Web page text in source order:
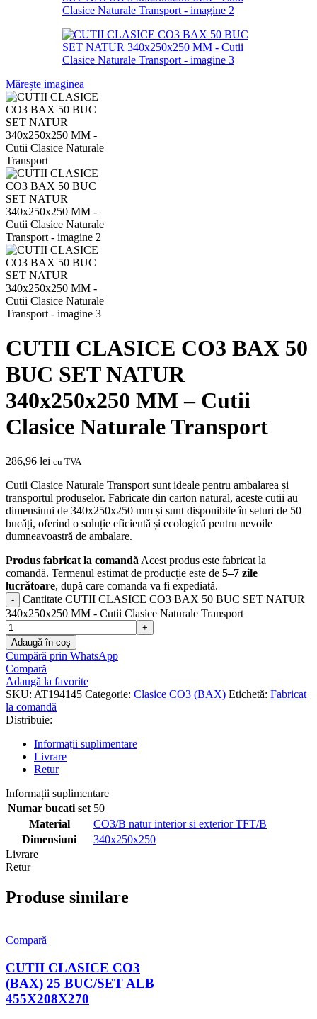
Mărește imaginea
CUTII CLASICE CO3 BAX 50
BUC SET NATUR
340x250x250 MM – Cutii
Clasice Naturale Transport
286,96 lei cu TVA
Cutii Clasice Naturale Transport sunt ideale pentru ambalarea și
transportul produselor. Fabricate din carton natural, aceste cutii au
dimensiuni de 340x250x250 mm și sunt disponibile în seturi de 50
bucăți, oferind o soluție eficientă și ecologică pentru nevoile
dumneavoastră de ambalare.
Produs fabricat la comandăAcest produs este fabricat la
comandă. Termenul estimat de producție este de 5–7 zile
lucrătoare, după care comanda va fi expediată.
Cantitate CUTII CLASICE CO3 BAX 50 BUC SET NATUR
340x250x250 MM - Cutii Clasice Naturale Transport
Adaugă în coș
Cumpără prin WhatsApp
Compară
Adaugă la favorite
SKU: AT194145 Categorie: Clasice CO3 (BAX) Etichetă: Fabricat
la comandă
Distribuie:
Informații suplimentare
Livrare
Retur
Informații suplimentare
Numar bucati set 50
Material
CO3/B natur interior si exterior TFT/B
Dimensiuni
340x250x250
Livrare
Retur
Produse similare
Compară
CUTII CLASICE CO3
(BAX) 25 BUC/SET ALB
455X208X270